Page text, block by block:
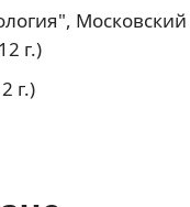
Московский
г.)
г.)